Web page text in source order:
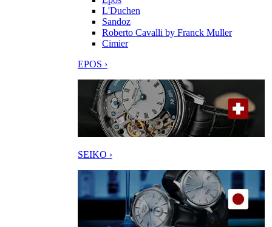
L'Duchen
Sandoz
Roberto Cavalli by Franck Muller
Cimier
EPOS ›
SEIKO ›